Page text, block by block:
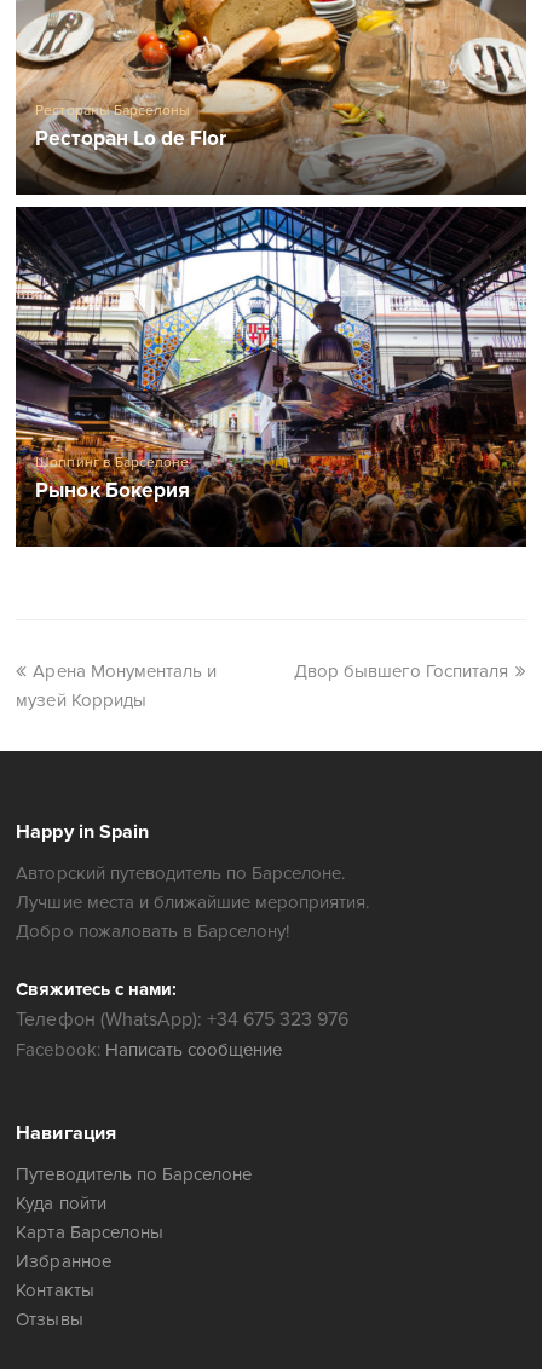
Рестораны Барселоны
Ресторан Lo de Flor
Шоппинг в Барселоне
Рынок Бокерия
Арена Монументаль и
музей Корриды
Двор бывшего Госпиталя
Happy in Spain
Авторский путеводитель по Барселоне.
Лучшие места и ближайшие мероприятия.
Добро пожаловать в Барселону!
Свяжитесь с нами:
Телефон (WhatsApp): +34 675 323 976
Facebook: Написать сообщение
Навигация
Путеводитель по Барселоне
Куда пойти
Карта Барселоны
Избранное
Контакты
Отзывы